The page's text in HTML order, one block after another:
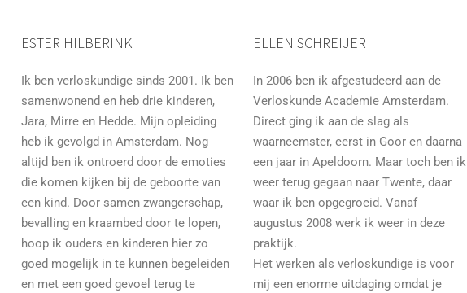
ESTER HILBERINK
Ik ben verloskundige sinds 2001. Ik ben
samenwonend en heb drie kinderen,
Jara, Mirre en Hedde. Mijn opleiding
heb ik gevolgd in Amsterdam. Nog
altijd ben ik ontroerd door de emoties
die komen kijken bij de geboorte van
een kind. Door samen zwangerschap,
bevalling en kraambed door te lopen,
hoop ik ouders en kinderen hier zo
goed mogelijk in te kunnen begeleiden
en met een goed gevoel terug te
ELLEN SCHREIJER
In 2006 ben ik afgestudeerd aan de
Verloskunde Academie Amsterdam.
Direct ging ik aan de slag als
waarneemster, eerst in Goor en daarna
een jaar in Apeldoorn. Maar toch ben ik
weer terug gegaan naar Twente, daar
waar ik ben opgegroeid. Vanaf
augustus 2008 werk ik weer in deze
praktijk.
Het werken als verloskundige is voor
mij een enorme uitdaging omdat je